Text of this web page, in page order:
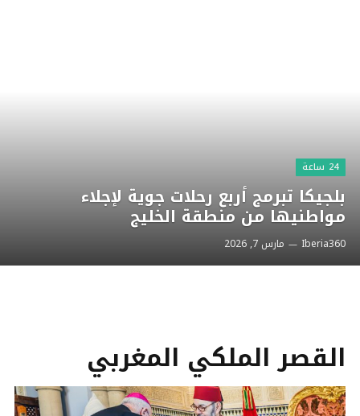
24 ساعة
بلجيكا تبرمج أربع رحلات جوية لإجلاء
مواطنيها من منطقة الخليج
Iberia360 مارس 7, 2026
القصر الملكي المغربي